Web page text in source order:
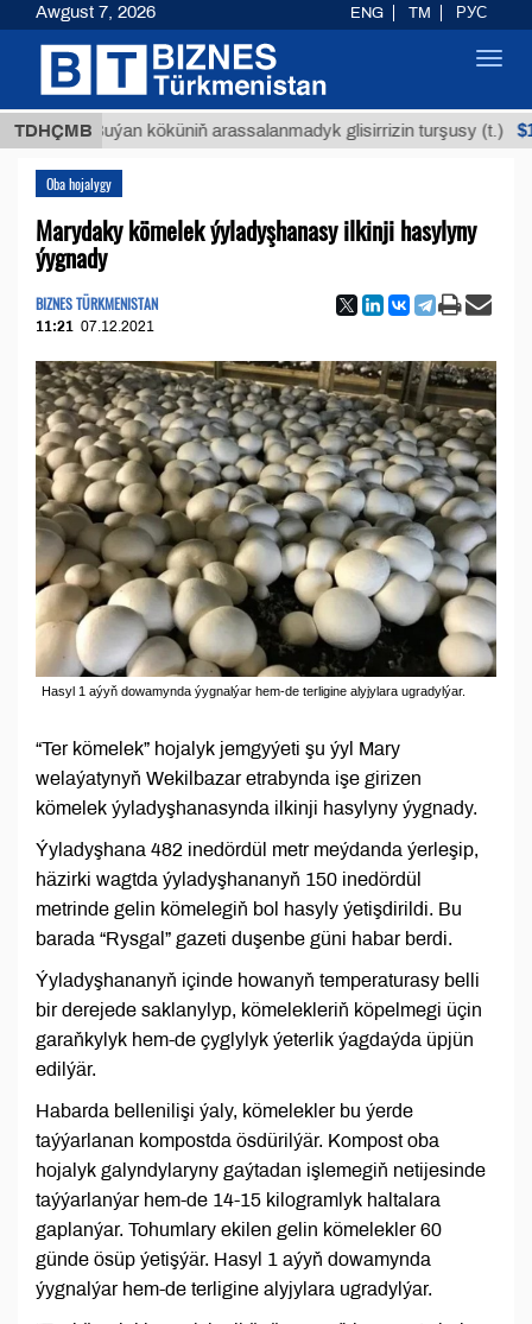
TDHÇMB
Buýan köküniň arassalanmadyk glisirrizin turşusy (t.)
Oba hojalygy
Marydaky kömelek ýyladyşhanasy ilkinji hasylyny
ýygnady
BIZNES TÜRKMENISTAN
11:21 07.12.2021
Hasyl 1 aýyň dowamynda ýygnalýar hem-de terligine alyjylara ugradylýar.
“Ter kömelek” hojalyk jemgyýeti şu ýyl Mary
welaýatynyň Wekilbazar etrabynda işe girizen
kömelek ýyladyşhanasynda ilkinji hasylyny ýygnady.
Ýyladyşhana 482 inedördül metr meýdanda ýerleşip,
häzirki wagtda ýyladyşhananyň 150 inedördül
metrinde gelin kömelegiň bol hasyly ýetişdirildi. Bu
barada “Rysgal” gazeti duşenbe güni habar berdi.
Ýyladyşhananyň içinde howanyň temperaturasy belli
bir derejede saklanylyp, kömelekleriň köpelmegi üçin
garaňkylyk hem-de çyglylyk ýeterlik ýagdaýda üpjün
edilýär.
Habarda bellenilişi ýaly, kömelekler bu ýerde
taýýarlanan kompostda ösdürilýär. Kompost oba
hojalyk galyndylaryny gaýtadan işlemegiň netijesinde
taýýarlanýar hem-de 14-15 kilogramlyk haltalara
gaplanýar. Tohumlary ekilen gelin kömelekler 60
günde ösüp ýetişýär. Hasyl 1 aýyň dowamynda
ýygnalýar hem-de terligine alyjylara ugradylýar.
Awgust 7, 2026 ENG TM РУС